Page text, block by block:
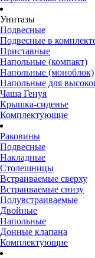
Унитазы
Подвесные
Подвесные в
Приставные
Напольные (компакт)
Напольные (моноблок)
Напольные для
Чаша Генуя
Крышка-сиденье
Комплектующие
Раковины
Подвесные
Накладные
Столешницы
Встраиваемые сверху
Встраиваемые снизу
Полувстраиваемые
Двойные
Напольные
Донные клапана
Комплектующие